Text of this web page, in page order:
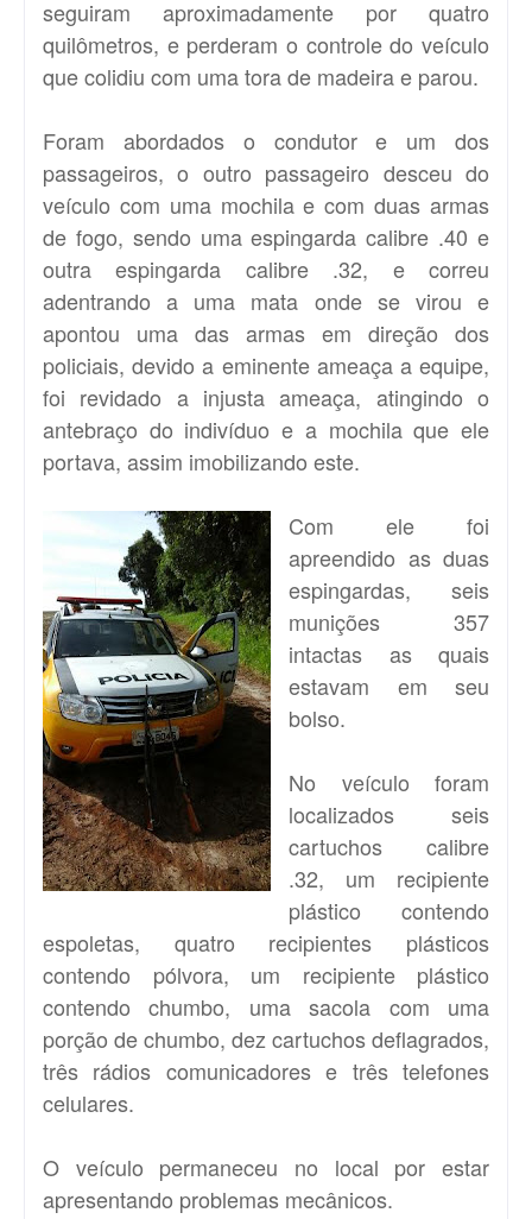
seguiram aproximadamente por quatro
quilômetros, e perderam o controle do veículo
que colidiu com uma tora de madeira e parou.
Foram abordados o condutor e um dos
passageiros, o outro passageiro desceu do
veículo com uma mochila e com duas armas
de fogo, sendo uma espingarda calibre .40 e
outra espingarda calibre .32, e correu
adentrando a uma mata onde se virou e
apontou uma das armas em direção dos
policiais, devido a eminente ameaça a equipe,
foi revidado a injusta ameaça, atingindo o
antebraço do indivíduo e a mochila que ele
portava, assim imobilizando este.
Com ele foi
apreendido as duas
espingardas, seis
munições 357
intactas as quais
estavam em seu
bolso.
No veículo foram
localizados seis
cartuchos calibre
.32, um recipiente
plástico contendo
espoletas, quatro recipientes plásticos
contendo pólvora, um recipiente plástico
contendo chumbo, uma sacola com uma
porção de chumbo, dez cartuchos deflagrados,
três rádios comunicadores e três telefones
celulares.
O veículo permaneceu no local por estar
apresentando problemas mecânicos.